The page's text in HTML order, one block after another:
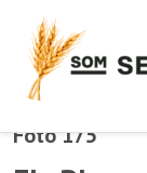
Foto 175